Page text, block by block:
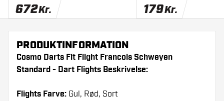
672Kr. 179Kr.
PRODUKTINFORMATION
Cosmo Darts Fit Flight Francois Schweyen
Standard - Dart Flights Beskrivelse:
Flights Farve: Gul, Rød, Sort